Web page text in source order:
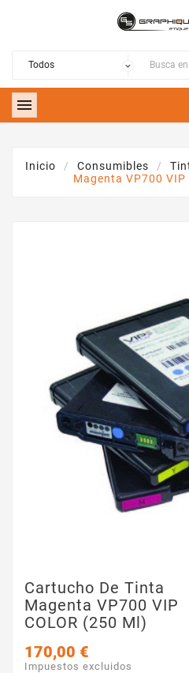

Inicio Consumibles
Magenta VP700 VIP
Cartucho De Tinta
Magenta VP700 VIP
COLOR (250 Ml)
170,00 €
Impuestos excluidos